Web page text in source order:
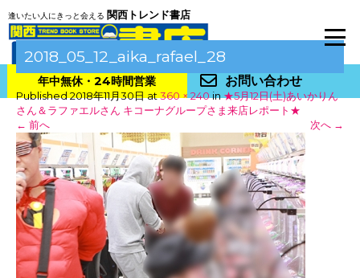
逢いたい人にきっと会える 関西トレンド書店
年中無休・24時間営業 お問い合わせ
2018_05_12_aika_rafael_28
Published2018年11月30日at360 × 240in★5月12日(土)あいかりん
さん＆ラファエルさん キコーナグループさま来店レポート★
← 前へ 次へ →